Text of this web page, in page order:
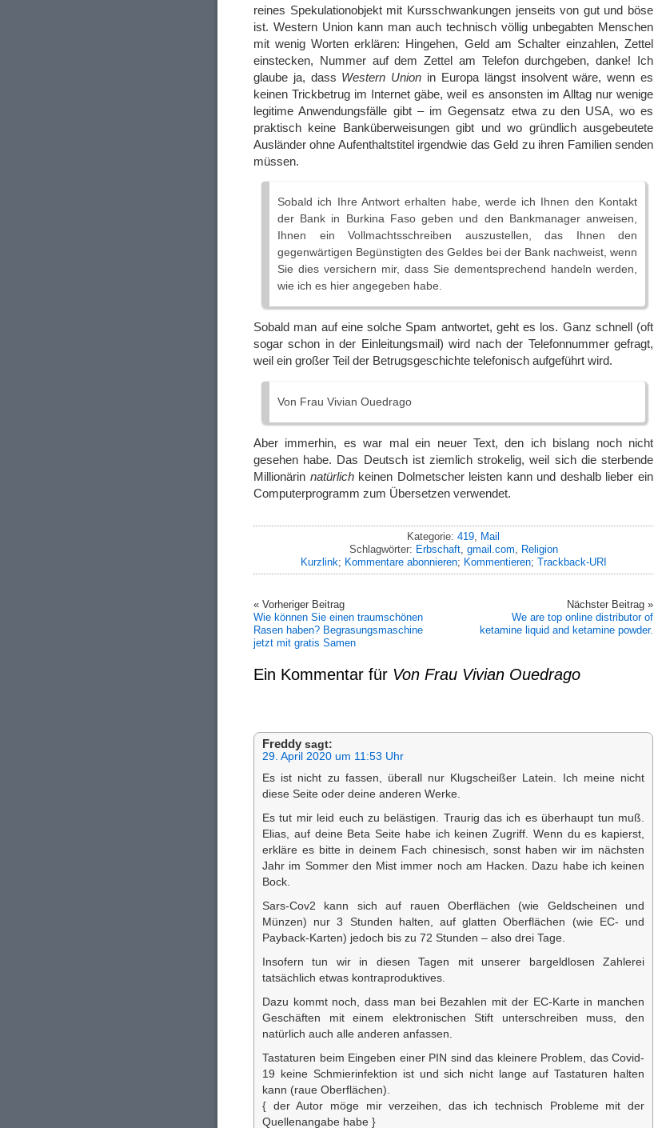
reines Spekulationobjekt mit Kursschwankungen jenseits von gut und böse
ist. Western Union kann man auch technisch völlig unbegabten Menschen
mit wenig Worten erklären: Hingehen, Geld am Schalter einzahlen, Zettel
einstecken, Nummer auf dem Zettel am Telefon durchgeben, danke! Ich
glaube ja, dass Western Union in Europa längst insolvent wäre, wenn es
keinen Trickbetrug im Internet gäbe, weil es ansonsten im Alltag nur wenige
legitime Anwendungsfälle gibt – im Gegensatz etwa zu den USA, wo es
praktisch keine Banküberweisungen gibt und wo gründlich ausgebeutete
Ausländer ohne Aufenthaltstitel irgendwie das Geld zu ihren Familien senden
müssen.
Sobald ich Ihre Antwort erhalten habe, werde ich Ihnen den Kontakt
der Bank in Burkina Faso geben und den Bankmanager anweisen,
Ihnen ein Vollmachtsschreiben auszustellen, das Ihnen den
gegenwärtigen Begünstigten des Geldes bei der Bank nachweist, wenn
Sie dies versichern mir, dass Sie dementsprechend handeln werden,
wie ich es hier angegeben habe.
Sobald man auf eine solche Spam antwortet, geht es los. Ganz schnell (oft
sogar schon in der Einleitungsmail) wird nach der Telefonnummer gefragt,
weil ein großer Teil der Betrugsgeschichte telefonisch aufgeführt wird.
Von Frau Vivian Ouedrago
Aber immerhin, es war mal ein neuer Text, den ich bislang noch nicht
gesehen habe. Das Deutsch ist ziemlich strokelig, weil sich die sterbende
Millionärin natürlichkeinen Dolmetscher leisten kann und deshalb lieber ein
Computerprogramm zum Übersetzen verwendet.
Kategorie: 419
Mail
Schlagwörter: Erbschaft, gmail.com
Religion
Kurzlink; Kommentare abonnieren; Kommentieren; Trackback-URI
« Vorheriger Beitrag
Wie können Sie einen traumschönen
Rasen haben? Begrasungsmaschine
jetzt mit gratis Samen
Nächster Beitrag »
We are top online distributor of
ketamine liquid and ketamine powder.
Ein Kommentar für Von Frau Vivian Ouedrago
Freddy sagt:
29. April 2020 um 11:53 Uhr
Es ist nicht zu fassen, überall nur Klugscheißer Latein. Ich meine nicht
diese Seite oder deine anderen Werke.
Es tut mir leid euch zu belästigen. Traurig das ich es überhaupt tun muß.
Elias, auf deine Beta Seite habe ich keinen Zugriff. Wenn du es kapierst,
erkläre es bitte in deinem Fach chinesisch, sonst haben wir im nächsten
Jahr im Sommer den Mist immer noch am Hacken. Dazu habe ich keinen
Bock.
Sars-Cov2 kann sich auf rauen Oberflächen (wie Geldscheinen und
Münzen) nur 3 Stunden halten, auf glatten Oberflächen (wie EC- und
Payback-Karten) jedoch bis zu 72 Stunden – also drei Tage.
Insofern tun wir in diesen Tagen mit unserer bargeldlosen Zahlerei
tatsächlich etwas kontraproduktives.
Dazu kommt noch, dass man bei Bezahlen mit der EC-Karte in manchen
Geschäften mit einem elektronischen Stift unterschreiben muss, den
natürlich auch alle anderen anfassen.
Tastaturen beim Eingeben einer PIN sind das kleinere Problem, das Covid-
19 keine Schmierinfektion ist und sich nicht lange auf Tastaturen halten
kann (raue Oberflächen).
{ der Autor möge mir verzeihen, das ich technisch Probleme mit der
Quellenangabe habe }